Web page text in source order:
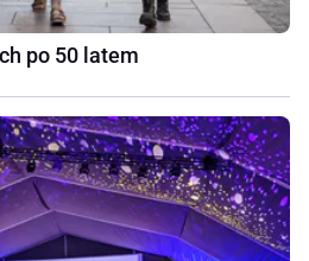
po 50 latem